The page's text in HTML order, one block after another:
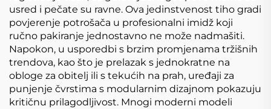
usred i pečate su ravne. Ova jedinstvenost tiho gradi
povjerenje potrošača u profesionalni imidž koji
ručno pakiranje jednostavno ne može nadmašiti.
Napokon, u usporedbi s brzim promjenama tržišnih
trendova, kao što je prelazak s jednokratne na
obloge za obitelj ili s tekućih na prah, uređaji za
punjenje čvrstima s modularnim dizajnom pokazuju
kritičnu prilagodljivost. Mnogi moderni modeli